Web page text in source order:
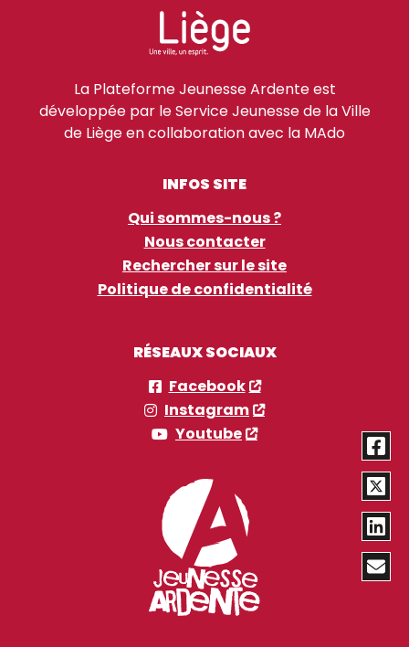
La Plateforme Jeunesse Ardente est
développée par le Service Jeunesse de la Ville
de Liège en collaboration avec la MAdo
INFOS SITE
Qui sommes-nous ?
Nous contacter
Rechercher sur le site
Politique de confidentialité
RÉSEAUX SOCIAUX
Facebook
Instagram
Youtube